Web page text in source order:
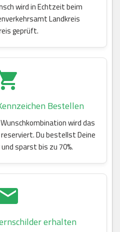
wird in Echtzeit beim
Landkreis
geprüft.
Bestellen
wird das
Du bestellst Deine
sparst bis zu 70%.
erhalten